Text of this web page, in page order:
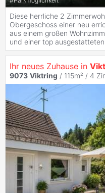
Diese herrliche 2
Obergeschoss einer neu
aus einem großen
und einer top
Ihr neues Zuhause in
9073 Viktring / 115m² / 4